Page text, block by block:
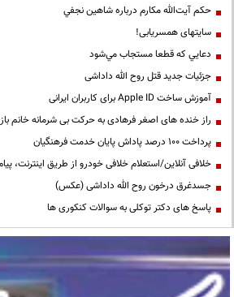
حكم آيت‌الله مكارم درباره شاهين نجفي
سایتهای همسریابی!
دعايي كه قطعا مستجاب مي‌شود
جزئیات جدید قتل روح الله داداشی
آموزش ساخت Apple ID برای کاربران ایرانی
راز خنده های اصغر فرهادی به حرکت بی شرمانه خانم
پرداخت ۱۰۰ درصد پاداش پایان خدمت فرهنگیان
خلافی آنلاین/استعلام خلافی خودرو از طریق اینترنت،
جسدغرق درخون روح الله داداشی (عکس)
پاسخ های دکتر توکلی به سوالات کنکوری ها